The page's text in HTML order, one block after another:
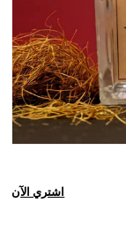
اشتري الآن